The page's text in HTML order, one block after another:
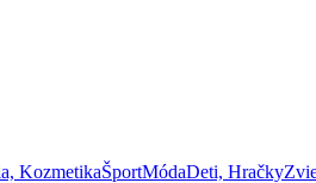
KozmetikaŠportMódaDeti, Hračky